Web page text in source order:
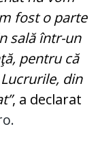
fost o parte
sală într-un
pentru că
din
, a declarat